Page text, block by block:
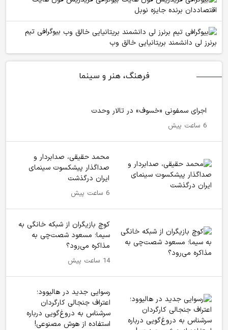
اقتصاددان برنده جایزه نوبل
بیوگرافی تیم
برنرز لی دانشمند بریتانیایی خالق وب
فرهنگ، هنر و سینما
اجرای سمفونی «خسوف» در تالار وحدت
6 ساعت پیش
محمد حقیقی، صدابردار و
صداگذار پیشکسوت سینمای
ایران درگذشت
6 ساعت پیش
کوچ بازیگران از شبکه خانگی به
سیما؛ مسعود شصت‌چی به
مذاکره می‌رود؟
14 ساعت پیش
رسوایی جدید در هالیوود؛
اعتراف جنجالی کارگردان
سرشناس به دروغ‌گویی درباره
استفاده از هوش مصنوعی!